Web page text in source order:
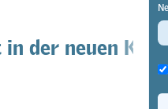
der neuen KV-